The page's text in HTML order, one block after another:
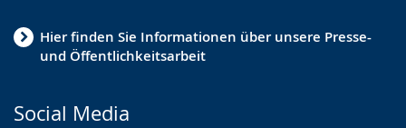
Hier finden Sie Informationen über unsere Presse-
und Öffentlichkeitsarbeit
Social Media